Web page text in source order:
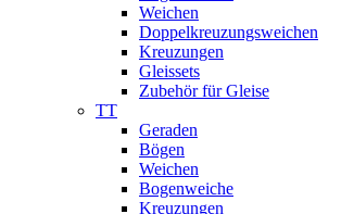
Weichen
Doppelkreuzungsweichen
Kreuzungen
Gleissets
Zubehör für Gleise
TT
Geraden
Bögen
Weichen
Bogenweiche
Kreuzungen